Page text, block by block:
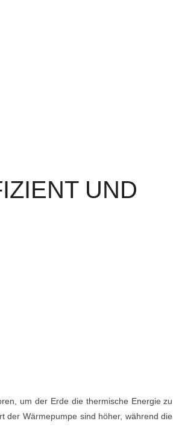
UND
um der Erde die thermische Energie zu
der Wärmepumpe sind höher, während die